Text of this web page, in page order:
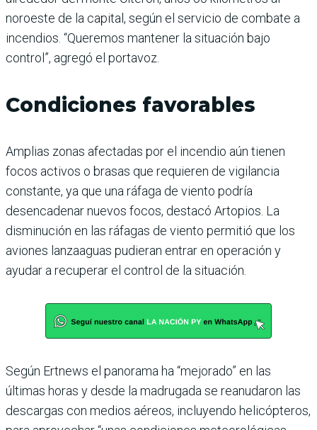
noroeste de la capital, según el servicio de combate a
incendios. “Queremos mantener la situación bajo
control”, agregó el portavoz.
Condiciones favorables
Amplias zonas afectadas por el incendio aún tienen
focos activos o brasas que requieren de vigilancia
constante, ya que una ráfaga de viento podría
desencadenar nuevos focos, destacó Artopios. La
disminución en las ráfagas de viento permitió que los
aviones lanzaaguas pudieran entrar en operación y
ayudar a recuperar el control de la situación.
Según Ertnews el panorama ha “mejorado” en las
últimas horas y desde la madrugada se reanudaron las
descargas con medios aéreos, incluyendo helicópteros,